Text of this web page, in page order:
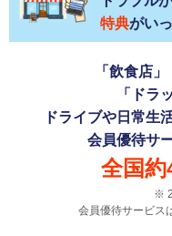
特典がい
「飲食店
「ドラ
ドライブや日常生
会員優待サ
全国約
会員優待サービス